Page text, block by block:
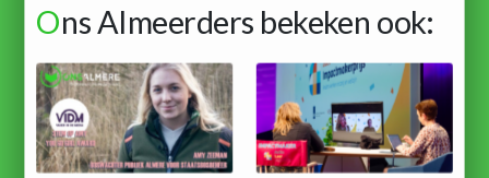
Ons Almeerders bekeken ook: